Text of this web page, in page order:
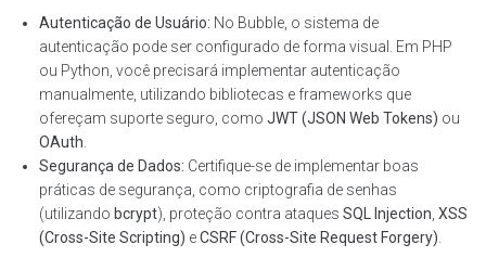
Autenticação de Usuário: No Bubble, o sistema de
autenticação pode ser configurado de forma visual. Em PHP
ou Python, você precisará implementar autenticação
manualmente, utilizando bibliotecas e frameworks que
ofereçam suporte seguro, como JWT (JSON Web Tokens) ou
OAuth.
Segurança de Dados: Certifique-se de implementar boas
práticas de segurança, como criptografia de senhas
(utilizando bcrypt), proteção contra ataques SQL Injection, XSS
(Cross-Site Scripting) eCSRF (Cross-Site Request Forgery).